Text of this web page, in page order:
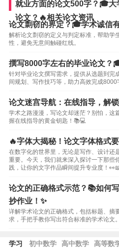
就业方面的论文500字？🎓
论文？🔥相关论文资讯
论文剽窃的界定？🎓学术诚信
解析论文剽窃的定义与判定标准，帮助学
性，避免无意间触碰红线。
撰写8000字左右的毕业论文？
针对毕业论文撰写需求，提供从选题到完
间规划、写作技巧等，助力高效完成8000
论文迷宫导航：在线指导，解
学术之路漫漫，写论文却迷茫？别怕，这
握在线指导的黄金钥匙！📚💻
🔥字体大揭秘！论文字体格式
在数字化的世界里，无论是写作、设计还
重要。今天，我们就来深入探讨一下那些
践，让你的文字作品瞬间提升专业度！
论文的正确格式示范？📚如何
抄作业！✨
详解学术论文的正确格式，包括标题、摘
求，手把手教你写出符合标准的学术论文。
学习 初中数学 高中数学 高等数